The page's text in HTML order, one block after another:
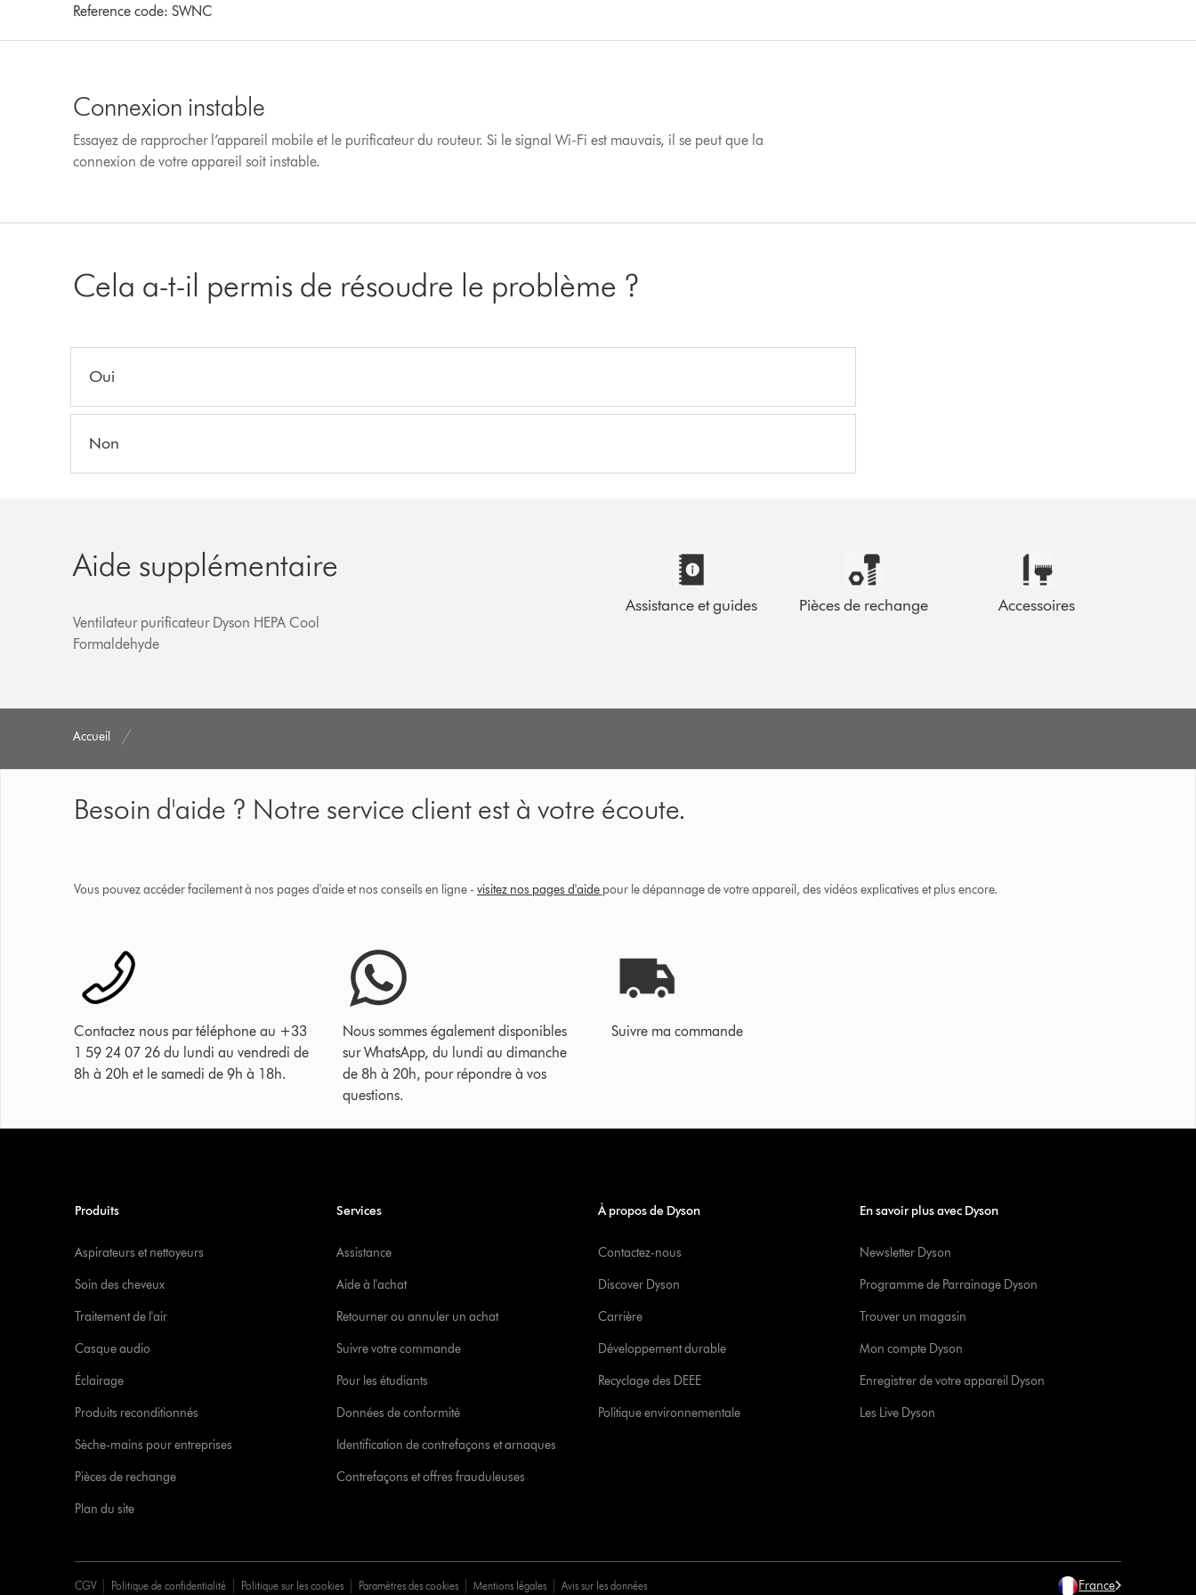
Reference code:SWNC
Connexion instable
Essayez de rapprocher l’appareil mobile et le purificateur du routeur. Si le signal Wi-Fi est mauvais, il se peut que la
connexion de votre appareil soit instable.
Cela a-t-il permis de résoudre le problème ?
Oui
Non
Aide supplémentaire
Ventilateur purificateur Dyson HEPA Cool
Formaldehyde
Assistance et guides Pièces de rechange Accessoires
Accueil
Besoin d'aide ? Notre service client est à votre écoute.
Vous pouvez accéder facilement à nos pages d'aide et nos conseils en ligne - visitez nos pages d'aide pour le dépannage de votre appareil, des vidéos explicatives et plus encore.
Contactez nous par téléphone au +33
1 59 24 07 26 du lundi au vendredi de
8h à 20h et le samedi de 9h à 18h.
Nous sommes également disponibles
sur WhatsApp, du lundi au dimanche
de 8h à 20h, pour répondre à vos
questions.
Suivre ma commande
Produits
Aspirateurs et nettoyeurs
Soin des cheveux
Traitement de l'air
Casque audio
Éclairage
Produits reconditionnés
Sèche-mains pour entreprises
Pièces de rechange
Plan du site
Services
Assistance
Aide à l'achat
Retourner ou annuler un achat
Suivre votre commande
Pour les étudiants
Données de conformité
Identification de contrefaçons et arnaques
Contrefaçons et offres frauduleuses
À propos de Dyson
Contactez-nous
Discover Dyson
Carrière
Développement durable
Recyclage des DEEE
Politique environnementale
En savoir plus avec Dyson
Newsletter Dyson
Programme de Parrainage Dyson
Trouver un magasin
Mon compte Dyson
Enregistrer de votre appareil Dyson
Les Live Dyson
CGV Politique de confidentialité Politique sur les cookies Paramètres des cookies Mentions légales Avis sur les données France